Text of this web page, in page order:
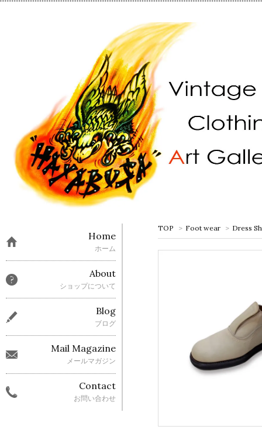
TOP > Foot wear > Dress
Home
ホーム
About
ショップについて
Blog
ブログ
Mail Magazine
メールマガジン
Contact
お問い合わせ